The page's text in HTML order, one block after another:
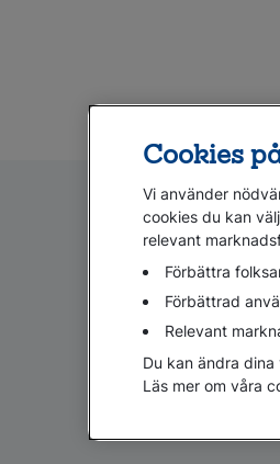
Cookies Hantera
Cookies
Vi använder
cookies du kan
relevant
Förbättra
Förbättrad
Relevant
Du kan ändra
Läs mer om våra